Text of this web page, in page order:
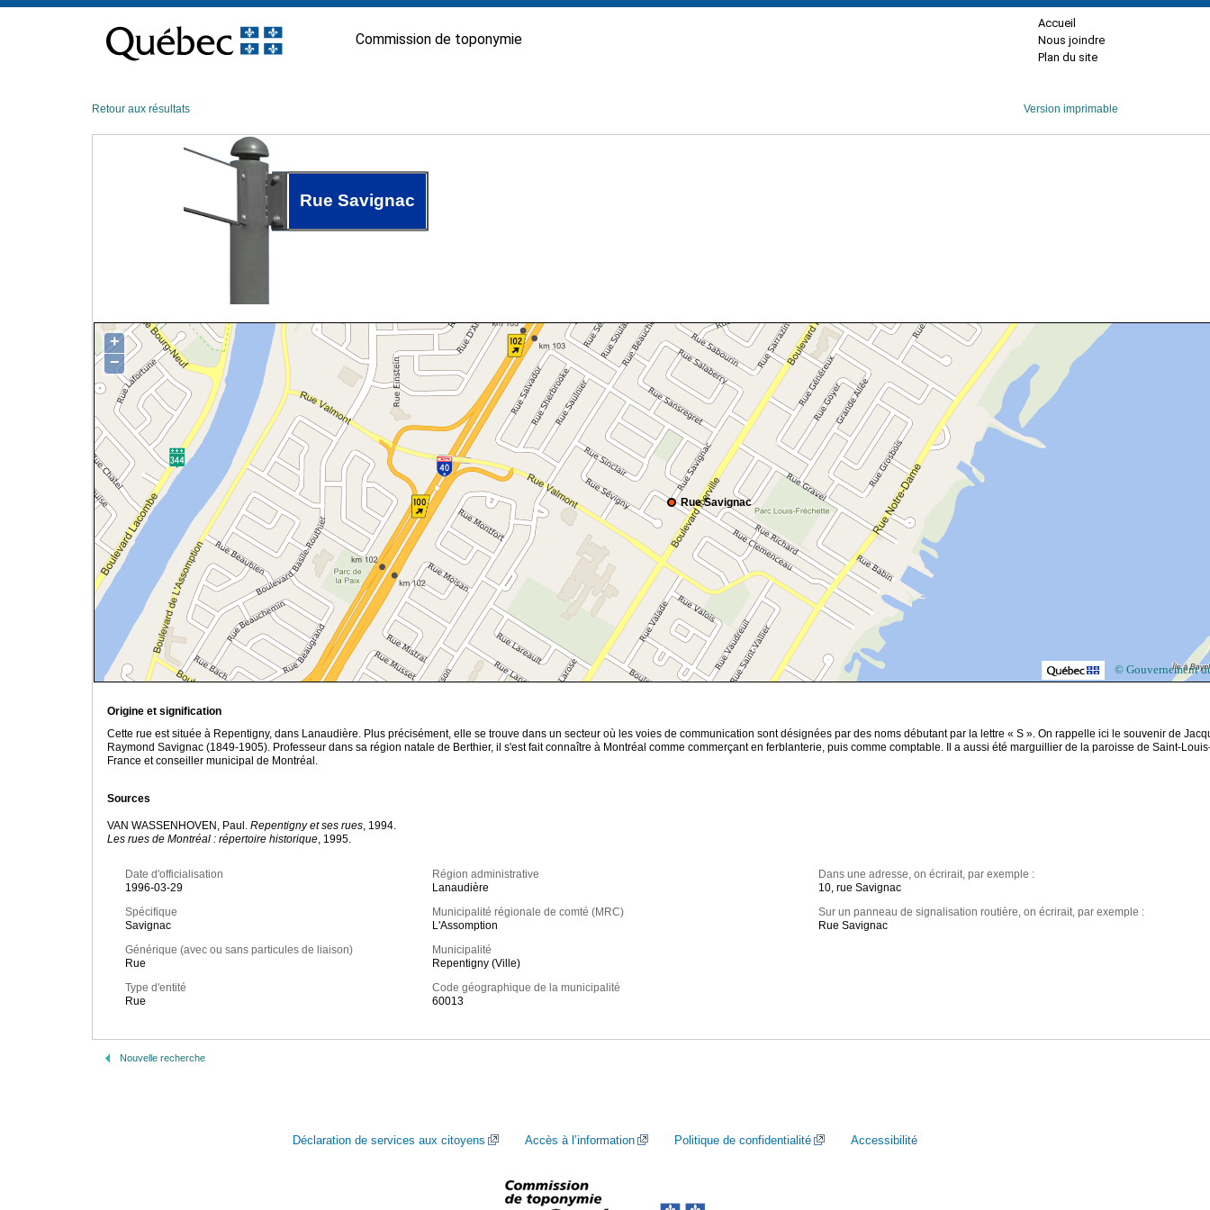
contenu
Commission de toponymie
Accueil
Nous joindre
Plan du site
Retour aux résultats Version imprimable
Rue Savignac
Rue Savignac
+
−
© Gouvernement
Origine et signification
Cette rue est située à Repentigny, dans Lanaudière. Plus précisément, elle se trouve dans un secteur où les voies de communication sont désignées par des noms débutant par la lettre « S ». On rappelle ici le souvenir de
Raymond Savignac (1849-1905). Professeur dans sa région natale de Berthier, il s'est fait connaître à Montréal comme commerçant en ferblanterie, puis comme comptable. Il a aussi été marguillier de la paroisse de Saint-
France et conseiller municipal de Montréal.
Sources
VAN WASSENHOVEN, Paul. Repentigny et ses rues, 1994.
Les rues de Montréal : répertoire historique, 1995.
Date d'officialisation
1996-03-29
Spécifique
Savignac
Générique (avec ou sans particules de liaison)
Rue
Type d'entité
Rue
Région administrative
Lanaudière
Municipalité régionale de comté (MRC)
L'Assomption
Municipalité
Repentigny (Ville)
Code géographique de la municipalité
60013
Dans une adresse, on écrirait, par exemple :
10, rue Savignac
Sur un panneau de signalisation routière, on écrirait, par exemple :
Rue Savignac
Nouvelle recherche
Déclaration de services aux citoyens Accès à l’information Politique de confidentialité Accessibilité